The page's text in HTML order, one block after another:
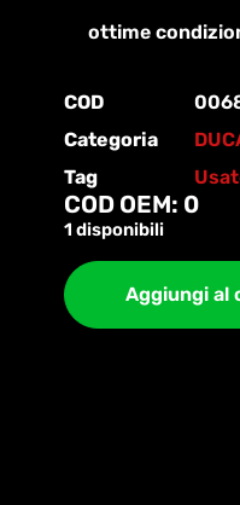
ottime
COD
Categoria
Tag
COD OEM: 0
1 disponibili
Aggiungi al